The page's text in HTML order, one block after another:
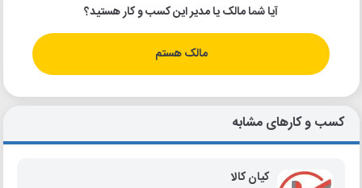
آیا شما مالک یا مدیر این کسب و کار هستید؟
مالک هستم
کسب و کارهای مشابه
کیان کالا